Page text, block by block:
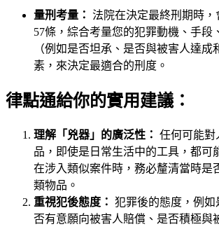
量刑考量： 法院在決定最終刑期時
57條，綜合考量您的犯罪動機、手段
（例如是否坦承、是否與被害人達成
素，來決定最適合的刑度。
律點通給你的實用建議：
理解「兇器」的廣泛性： 任何可能對
品，即使是日常生活中的工具，都可
在涉入類似案件時，務必釐清當時是
類物品。
重視犯後態度： 犯罪後的態度，例
否有意願向被害人賠償、是否積極與